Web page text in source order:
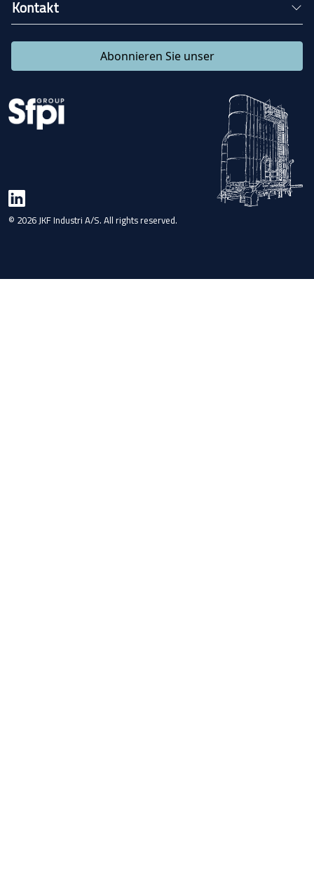
Kontakt
Abonnieren Sie unser
© 2026 JKF Industri A/S. All rights reserved.